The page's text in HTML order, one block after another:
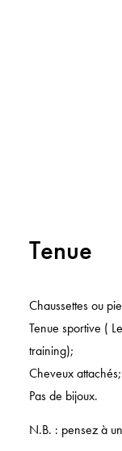
Tenue
Chaussettes ou
Tenue sportive (
training);
Cheveux attachés;
Pas de bijoux.
N.B. : pensez à